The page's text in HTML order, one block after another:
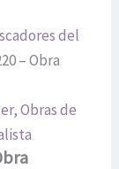
del
– Obra
,Obras de